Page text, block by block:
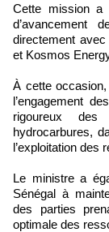
Cette mission a
d’avancement
directement
et Kosmos
À cette
l’engagement
rigoureux
hydrocarbures,
l’exploitation des
Le ministre a
Sénégal à
des parties
optimale des